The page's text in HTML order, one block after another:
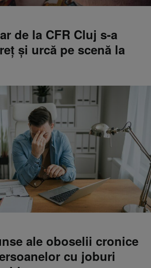
de la CFR Cluj s-a
şi urcă pe scenă la
ale oboselii cronice
cu joburi